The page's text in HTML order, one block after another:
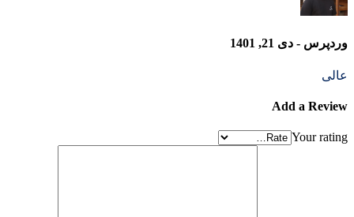
وردپرس - دی 21, 1401
عالی
Add a Review
Your rating